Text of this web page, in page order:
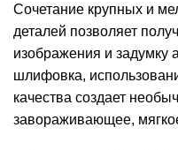
Сочетание крупных и
деталей позволяет
изображения и задумку
шлифовка,
качества создает
завораживающее,